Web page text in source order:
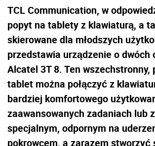
TCL Communication, w
popyt na tablety z klawiaturą, a
skierowane dla młodszych
przedstawia urządzenie o dwóch
Alcatel 3T 8. Ten wszechstronny,
tablet można połączyć z
bardziej komfortowego
zaawansowanych zadaniach lub
specjalnym, odpornym na
pokrowcem, a zarazem stworzyć